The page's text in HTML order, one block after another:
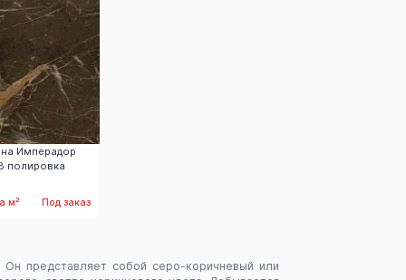
Имперадор
полировка
м² Под заказ
Он представляет собой серо-коричневый или